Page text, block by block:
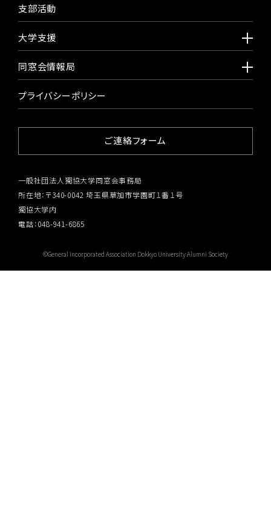
支部活動
大学支援
同窓会情報局
プライバシーポリシー
ご連絡フォーム
一般社団法人獨協大学同窓会事務局
所在地：〒340-0042 埼玉県草加市学園町１番１号
獨協大学内
電話：048-941-6865
©General Incorporated Association Dokkyo University Alumni Society